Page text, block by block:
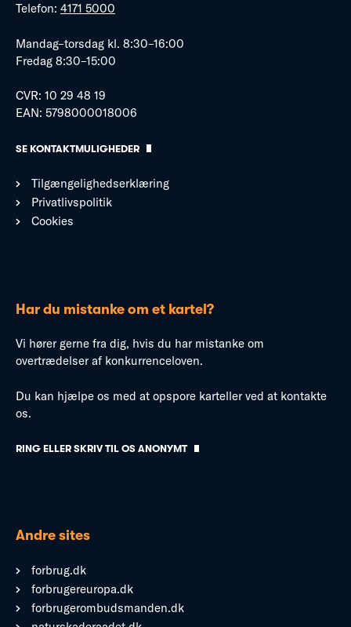
Telefon: 4171 5000
Mandag–torsdag kl. 8:30–16:00
Fredag 8:30–15:00
CVR: 10 29 48 19
EAN: 5798000018006
SE KONTAKTMULIGHEDER
Tilgængelighedserklæring
Privatlivspolitik
Cookies
Har du mistanke om et kartel?
Vi hører gerne fra dig, hvis du har mistanke om
overtrædelser af konkurrenceloven.
Du kan hjælpe os med at opspore karteller ved at kontakte
os.
RING ELLER SKRIV TIL OS ANONYMT
Andre sites
forbrug.dk
forbrugereuropa.dk
forbrugerombudsmanden.dk